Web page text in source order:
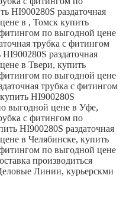
HI900280S раздаточная
в , Томск купить
по выгодной цене
трубка с фитингом
раздаточная
в Твери, купить
по выгодной цене
трубка с фитингом
HI900280S
выгодной цене в Уфе,
с фитингом по
HI900280S раздаточная
в Челябинске, купить
по выгодной цене
производиться
Линии, курьерскми